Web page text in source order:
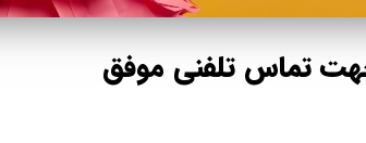
تماس تلفنی موفق